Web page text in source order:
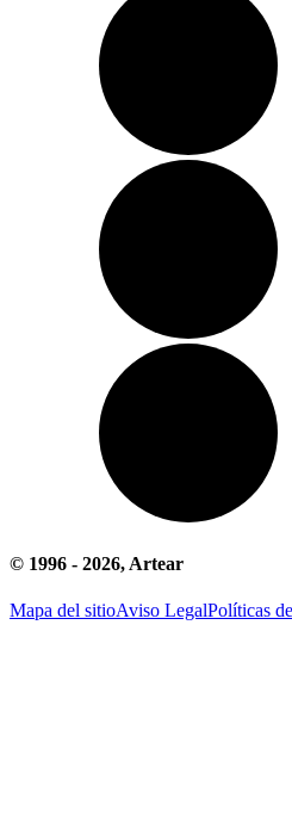
© 1996 - 2026, Artear
Mapa del sitioAviso LegalPolíticas